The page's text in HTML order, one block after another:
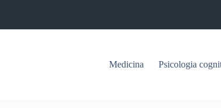
Medicina Psicologia